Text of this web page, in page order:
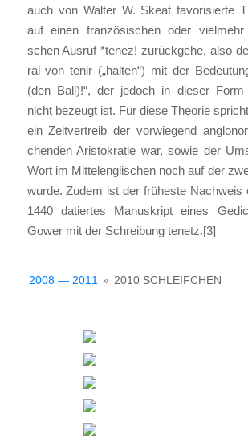
auch von Wal­ter W. Skeat favo­ri­sier­te
auf einen fran­zö­si­schen oder
schen Aus­ruf *tenez! zurück­ge­he, also
ral von tenir („hal­ten“) mit der
(den Ball)!“, der jedoch in die­ser Form
nicht bezeugt ist. Für die­se Theo­rie
ein Zeit­ver­treib der vor­wie­gend
chen­den Aris­to­kra­tie war, sowie der
Wort im Mit­tel­eng­li­schen noch auf der
wur­de. Zudem ist der frü­hes­te Nach­weis
1440 datier­tes Manu­skript eines
Gower mit der Schrei­bung tenetz.[3]
2008 — 2011 » 2010 SCHLEIF­CHEN